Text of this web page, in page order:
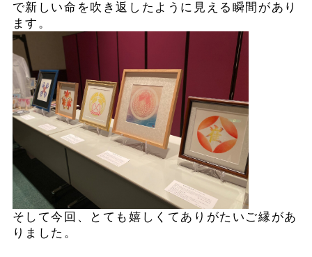
で新しい命を吹き返したように見える瞬間があり
ます。
そして今回、とても嬉しくてありがたいご縁があ
りました。